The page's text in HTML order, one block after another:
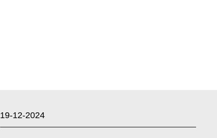
19-12-2024